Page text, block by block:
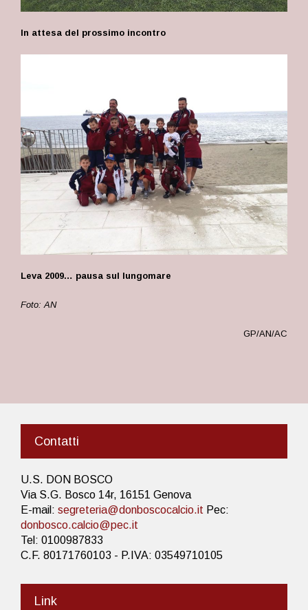
In attesa del prossimo incontro
Leva 2009… pausa sul lungomare
Foto: AN
GP/AN/AC
Contatti
U.S. DON BOSCO
Via S.G. Bosco 14r, 16151 Genova
E-mail: segreteria@donboscocalcio.it Pec:
donbosco.calcio@pec.it
Tel: 0100987833
C.F. 80171760103 - P.IVA: 03549710105
Link